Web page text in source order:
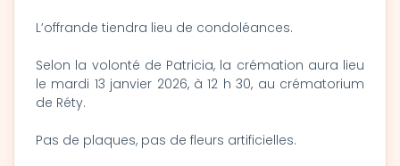
L’offrande tiendra lieu de condoléances.
Selon la volonté de Patricia, la crémation aura lieu
le mardi 13 janvier 2026, à 12 h 30, au crématorium
de Réty.
Pas de plaques, pas de fleurs artificielles.